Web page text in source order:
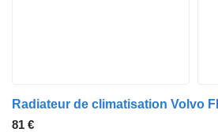
81 €